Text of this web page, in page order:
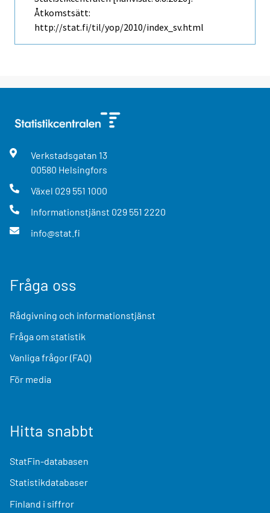
Åtkomstsätt:
http://stat.fi/til/yop/2010/index_sv.html
Verkstadsgatan 13
00580 Helsingfors
Växel 029 551 1000
Informationstjänst 029 551 2220
info@stat.fi
Fråga oss
Rådgivning och informationstjänst
Fråga om statistik
Vanliga frågor (FAQ)
För media
Hitta snabbt
StatFin-databasen
Statistikdatabaser
Finland i siffror